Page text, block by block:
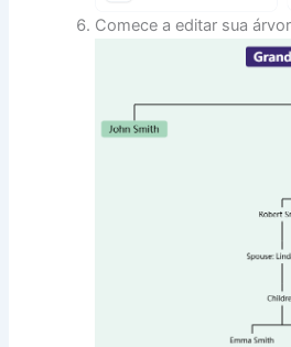
Comece a editar sua